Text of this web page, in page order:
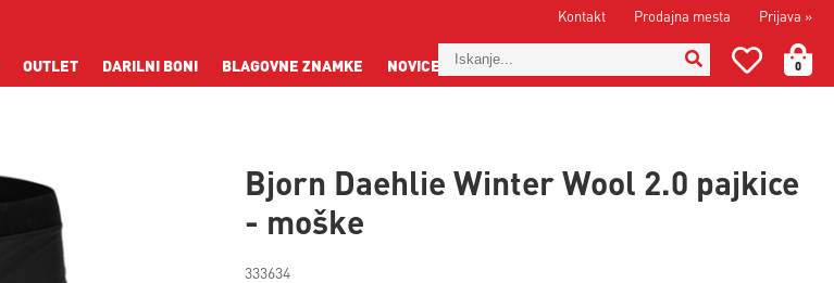
Prijava »
Kontakt Prodajna mesta
0
OUTLET DARILNI BONI BLAGOVNE ZNAMKE NOVICE
Bjorn Daehlie Winter Wool 2.0 pajkice
- moške
333634